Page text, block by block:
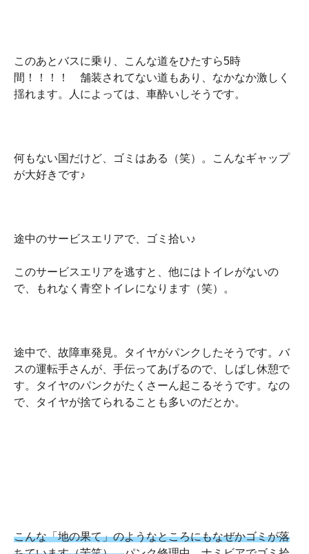
このあとバスに乗り、こんな道をひたすら5時
間！！！！ 舗装されてない道もあり、なかなか激しく
揺れます。人によっては、車酔いしそうです。
何もない国だけど、ゴミはある（笑）。こんなギャップ
が大好きです♪
途中のサービスエリアで、ゴミ拾い♪
このサービスエリアを逃すと、他にはトイレがないの
で、もれなく青空トイレになります（笑）。
途中で、故障車発見。タイヤがパンクしたそうです。バ
スの運転手さんが、手伝ってあげるので、しばし休憩で
す。タイヤのパンクがたくさーん起こるそうです。なの
で、タイヤが捨てられることも多いのだとか。
こんな「地の果て」のようなところにもなぜかゴミが落